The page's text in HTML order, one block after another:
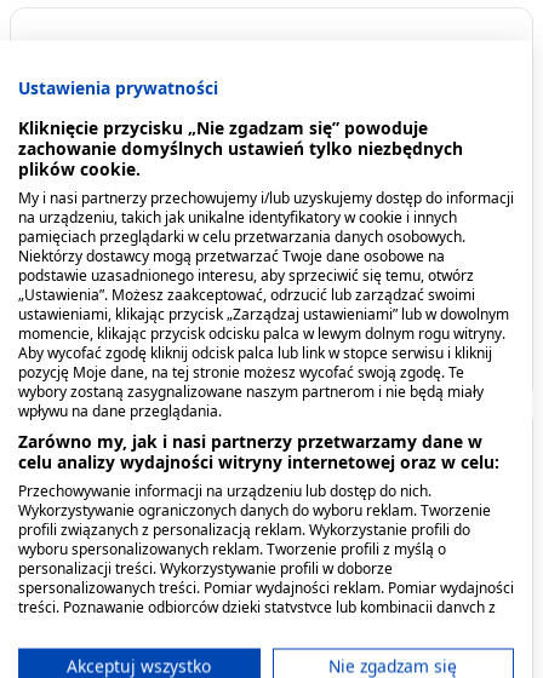
Linomag, olejek do
kąpieli, dla dzieci i
niemowląt, 400 ml
44,09 zł
Linomag, oliwka dla
dzieci i niemowląt, 200 ml
23,29 zł
Opis produktu
Kiedy stosować produkt?
Dawkowanie
Przeciwwskazania. Kto nie powinien
przyjmować produktu?
Pokaż więcej
Opis produktu
Linomag Żel do mycia ciała i głowy polecany do
codziennej kąpieli dzieci i niemowląt od 1. dnia
życia. Substancje aktywne stanowią połączenie
łagodnych środków myjących, oleju lnianego
bogatego w NNKT, w tym kwasy omega-3 i
omega-6 oraz pantenolu.
Ustawienia prywatności
Kliknięcie przycisku „Nie zgadzam się” powoduje
zachowanie domyślnych ustawień tylko niezbędnych
plików cookie.
My i nasi partnerzy przechowujemy i/lub uzyskujemy dostęp do informacji
na urządzeniu, takich jak unikalne identyfikatory w cookie i innych
pamięciach przeglądarki w celu przetwarzania danych osobowych.
Niektórzy dostawcy mogą przetwarzać Twoje dane osobowe na
podstawie uzasadnionego interesu, aby sprzeciwić się temu, otwórz
„Ustawienia”. Możesz zaakceptować, odrzucić lub zarządzać swoimi
ustawieniami, klikając przycisk „Zarządzaj ustawieniami” lub w dowolnym
momencie, klikając przycisk odcisku palca w lewym dolnym rogu witryny.
Aby wycofać zgodę kliknij odcisk palca lub link w stopce serwisu i kliknij
pozycję Moje dane, na tej stronie możesz wycofać swoją zgodę. Te
wybory zostaną zasygnalizowane naszym partnerom i nie będą miały
wpływu na dane przeglądania.
Zarówno my, jak i nasi partnerzy przetwarzamy dane w
celu analizy wydajności witryny internetowej oraz w celu:
Przechowywanie informacji na urządzeniu lub dostęp do nich.
Wykorzystywanie ograniczonych danych do wyboru reklam. Tworzenie
profili związanych z personalizacją reklam. Wykorzystanie profili do
wyboru spersonalizowanych reklam. Tworzenie profili z myślą o
personalizacji treści. Wykorzystywanie profili w doborze
spersonalizowanych treści. Pomiar wydajności reklam. Pomiar wydajności
treści. Poznawanie odbiorców dzięki statystyce lub kombinacji danych z
ograniczonych danych do wyboru treści.
Dane mogą być udostępniane poza Unię Europejską i wysyłane do USA.
Akceptuj wszystko
Nie zgadzam się